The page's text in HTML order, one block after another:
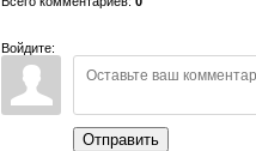
Войдите:
Отправить